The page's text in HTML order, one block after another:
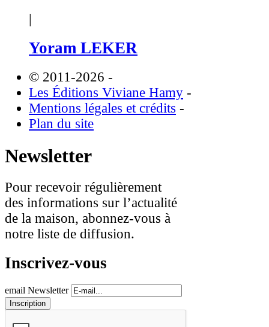
Yoram LEKER
© 2011-2026 -
Les Éditions Viviane Hamy -
Mentions légales et crédits -
Plan du site
Newsletter
Pour recevoir régulièrement
des informations sur l’actualité
de la maison, abonnez-vous à
notre liste de diffusion.
Inscrivez-vous
email Newsletter